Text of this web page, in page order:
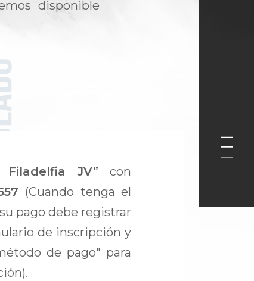
disponible
Filadelfia JV” con
(Cuando tenga el
pago debe registrar
de inscripción y
de pago" para